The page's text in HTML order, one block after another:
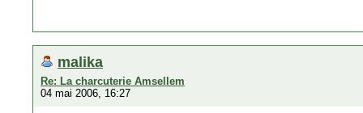
malika
Re: La charcuterie Amsellem
04 mai 2006, 16:27